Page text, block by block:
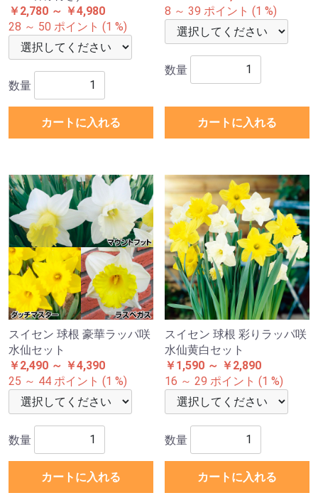
￥2,780 ～ ￥4,980
28 ～ 50 ポイント (1 %)
数量
カートに入れる
8 ～ 39 ポイント (1 %)
数量
カートに入れる
スイセン 球根 豪華ラッパ咲
水仙セット
￥2,490 ～ ￥4,390
25 ～ 44 ポイント (1 %)
数量
カートに入れる
スイセン 球根 彩りラッパ咲
水仙黄白セット
￥1,590 ～ ￥2,890
16 ～ 29 ポイント (1 %)
数量
カートに入れる